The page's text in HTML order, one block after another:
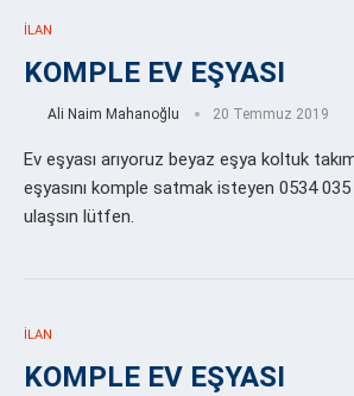
İLAN
KOMPLE EV EŞYASI
Ali Naim Mahanoğlu 20 Temmuz 2019
Ev eşyası arıyoruz beyaz eşya koltuk
eşyasını komple satmak isteyen 0534
ulaşsın lütfen.
İLAN
KOMPLE EV EŞYASI